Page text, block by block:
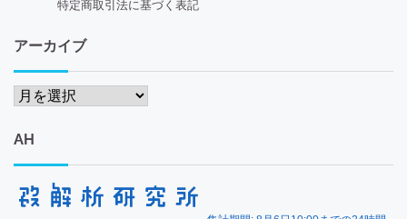
特定商取引法に基づく表記
アーカイブ
ア
カ
イ
AH